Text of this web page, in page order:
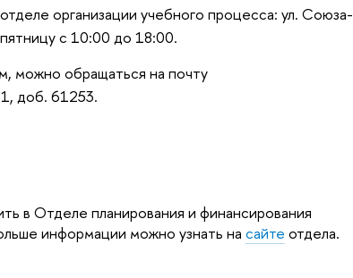
организации учебного процесса: ул. Союза-
с 10:00 до 18:00.
можно обращаться на почту
доб. 61253.
в Отделе планирования и финансирования
информации можно узнать насайте отдела.